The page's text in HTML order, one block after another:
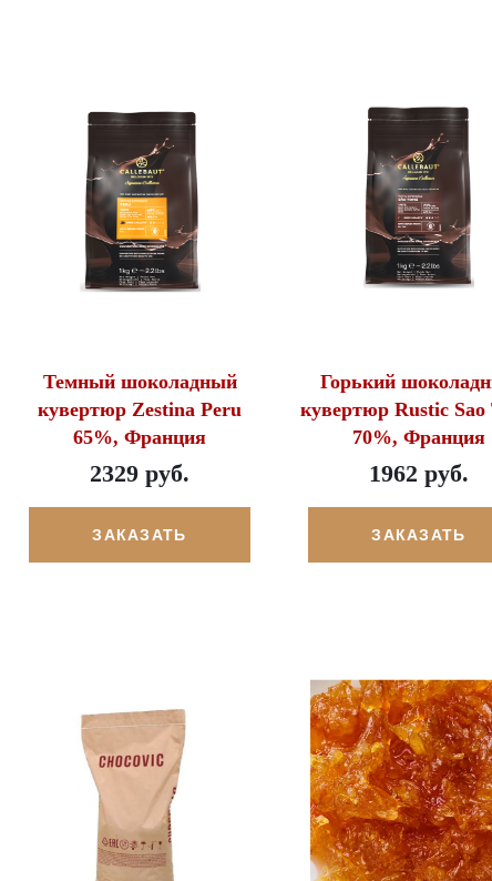
Темный шоколадный
кувертюр Zestina Peru
65%, Франция
2329 руб.
ЗАКАЗАТЬ
Горький
кувертюр Rustic Sao
70%, Франция
1962 руб.
ЗАКАЗАТЬ